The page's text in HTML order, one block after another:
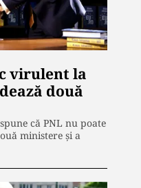
virulent la
două
că PNL nu poate
ministere și a